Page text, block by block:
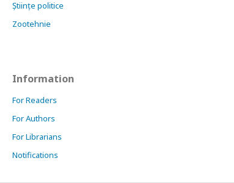
Științe politice
Zootehnie
Information
For Readers
For Authors
For Librarians
Notifications